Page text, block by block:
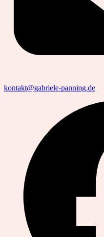
kontakt@gabriele-panning.de